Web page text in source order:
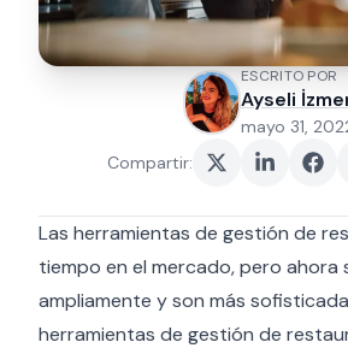
ESCRITO POR
Ayseli
mayo 31,
Compartir:
Las herramientas de gestión de
tiempo en el mercado, pero ahora
ampliamente y son más
herramientas de gestión de